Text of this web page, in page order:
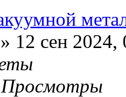
» 12 сен 2024,
Просмотры